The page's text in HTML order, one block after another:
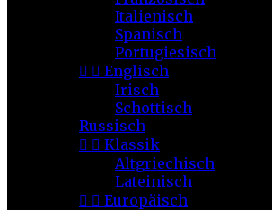
Italienisch
Spanisch
Portugiesisch
  Englisch
Irisch
Schottisch
Russisch
  Klassik
Altgriechisch
Lateinisch
  Europäisch